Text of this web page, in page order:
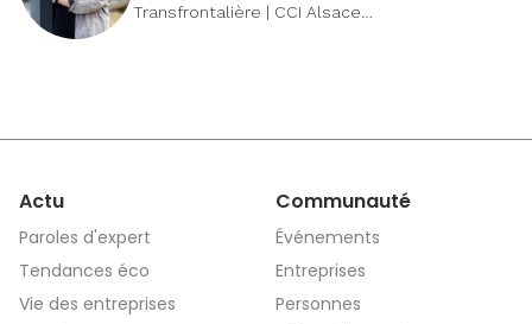
Transfrontalière | CCI Alsace
Actu
Paroles d'expert
Tendances éco
Vie des entreprises
Communauté
Événements
Entreprises
Personnes